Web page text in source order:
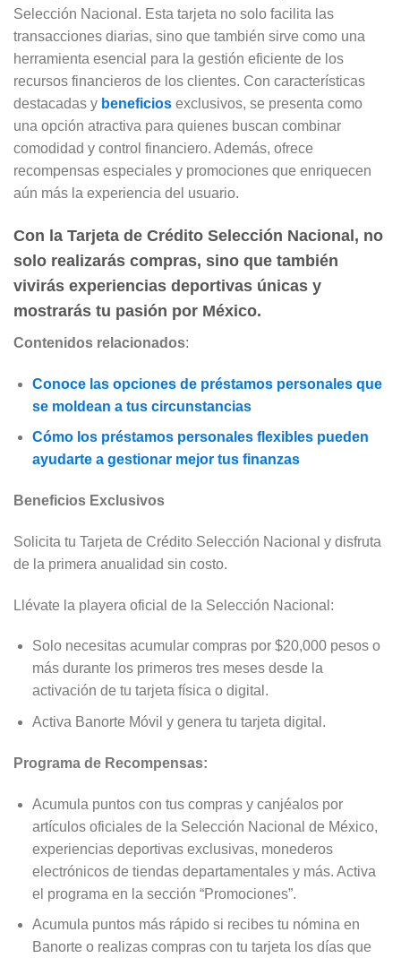
Selección Nacional. Esta tarjeta no solo facilita las
transacciones diarias, sino que también sirve como una
herramienta esencial para la gestión eficiente de los
recursos financieros de los clientes. Con características
destacadas y beneficios exclusivos, se presenta como
una opción atractiva para quienes buscan combinar
comodidad y control financiero. Además, ofrece
recompensas especiales y promociones que enriquecen
aún más la experiencia del usuario.
Con la Tarjeta de Crédito Selección Nacional, no
solo realizarás compras, sino que también
vivirás experiencias deportivas únicas y
mostrarás tu pasión por México.
Contenidos relacionados:
Conoce las opciones de préstamos personales que
se moldean a tus circunstancias
Cómo los préstamos personales flexibles pueden
ayudarte a gestionar mejor tus finanzas
Beneficios Exclusivos
Solicita tu Tarjeta de Crédito Selección Nacional y disfruta
de la primera anualidad sin costo.
Llévate la playera oficial de la Selección Nacional:
Solo necesitas acumular compras por $20,000 pesos o
más durante los primeros tres meses desde la
activación de tu tarjeta física o digital.
Activa Banorte Móvil y genera tu tarjeta digital.
Programa de Recompensas:
Acumula puntos con tus compras y canjéalos por
artículos oficiales de la Selección Nacional de México,
experiencias deportivas exclusivas, monederos
electrónicos de tiendas departamentales y más. Activa
el programa en la sección “Promociones”.
Acumula puntos más rápido si recibes tu nómina en
Banorte o realizas compras con tu tarjeta los días que